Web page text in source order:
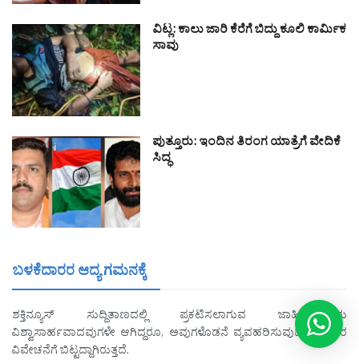
ವಿಟ್ಲ: ಕಾಲು ಜಾರಿ ಕೆರೆಗೆ ಬಿದ್ದು ಕೂಲಿ ಕಾರ್ಮಿಕ
ಸಾವು
ಪುತ್ತೂರು: ಇಂದಿನ ತಿರಂಗ ಯಾತ್ರೆಗೆ ವೇದಿಕೆ
ಸಿದ್ಧ
ಬಳಕೆದಾರರ ಆದ್ಯ ಗಮನಕ್ಕೆ
ಶಕ್ತಿನ್ಯೂಸ್ ಸುದ್ದಿತಾಣದಲ್ಲಿ ಪ್ರಕಟಿಸಲಾಗುವ ಜಾಹೀರಾತುಗಳು
ವಿಶ್ವಾಸಾರ್ಹವಾದವುಗಳೇ ಆಗಿದ್ದರೂ, ಅವುಗಳೊಡನೆ ವ್ಯವಹರಿಸುವುದು ಓದುಗರ
ವಿವೇಚನೆಗೆ ಬಿಟ್ಟದ್ದಾಗಿರುತ್ತದೆ.